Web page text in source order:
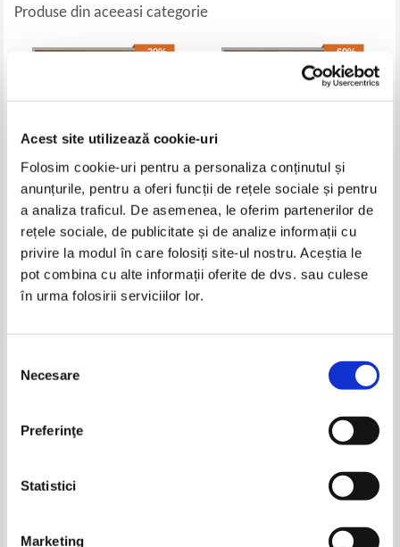
Acest site utilizează cookie-uri
Folosim cookie-uri pentru a personaliza conținutul și
anunțurile, pentru a oferi funcții de rețele sociale și pentru
a analiza traficul. De asemenea, le oferim partenerilor de
rețele sociale, de publicitate și de analize informații cu
privire la modul în care folosiți site-ul nostru. Aceștia le
pot combina cu alte informații oferite de dvs. sau culese
în urma folosirii serviciilor lor.
consimțământului
Necesare
Preferinţe
Statistici
Marketing
Produse din aceeasi categorie
-20%
Alan Cohen - Curs de miracole
pe intelesul tuturor
Pret:24,00Lei 19,20 Lei
Adaugă în coș
-60%
David Geddes - Spiritual healing.
A new colorfully illustrated
guide to understanding
Pret:45,00Lei 18,00 Lei
Burke Hedges - Fii propriul tau
Ajahn Sumedho - Peace is a